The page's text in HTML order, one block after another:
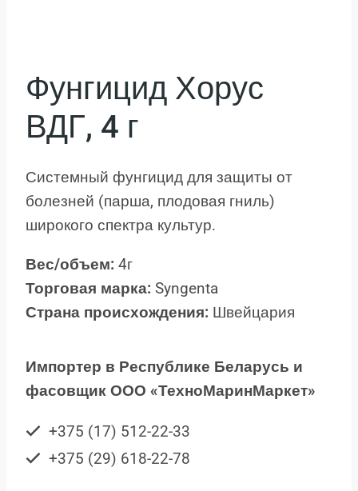
Фунгицид Хорус
ВДГ, 4 г
Системный фунгицид для защиты от
болезней (парша, плодовая гниль)
широкого спектра культур.
Вес/объем: 4г
Торговая марка: Syngenta
Страна происхождения: Швейцария
Импортер в Республике Беларусь и
фасовщик ООО «ТехноМаринМаркет»
+375 (17) 512-22-33
+375 (29) 618-22-78